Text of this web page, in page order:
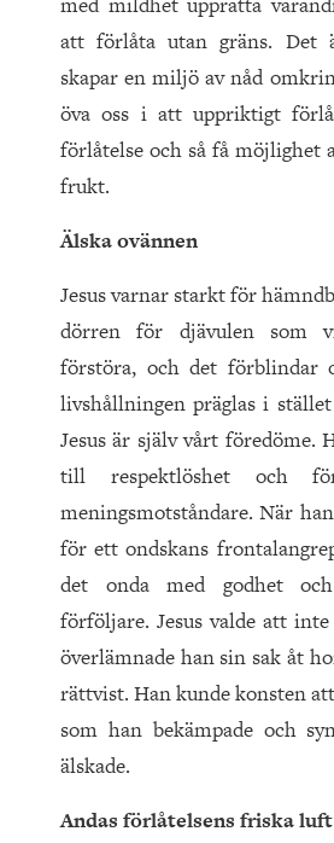
att förlåta utan gräns.
skapar en miljö av nåd
öva oss i att uppriktigt
förlåtelse och så få möjlighet
frukt.
Älska ovännen
Jesus varnar starkt för
dörren för djävulen som
förstöra, och det förblindar
livshållningen präglas i
Jesus är själv vårt föredöme.
till respektlöshet och
meningsmotståndare. När
för ett ondskans
det onda med godhet
förföljare. Jesus valde att
överlämnade han sin sak åt
rättvist. Han kunde konsten
som han bekämpade och
älskade.
Andas förlåtelsens friska luft